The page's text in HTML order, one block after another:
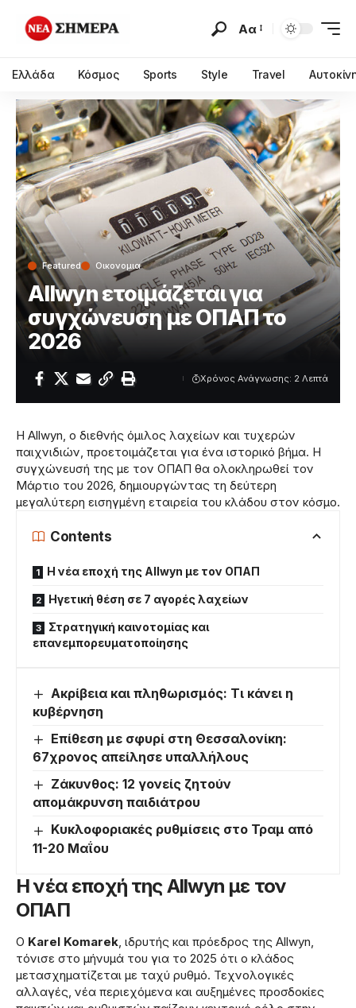
Αα
Ελλάδα Κόσμος Sports Style Travel
Featured Οικονομια
Allwyn ετοιμάζεται για
συγχώνευση με ΟΠΑΠ το
2026
Χρόνος Ανάγνωσης: 2 Λεπτά
Η Allwyn, ο διεθνής όμιλος λαχείων και τυχερών
παιχνιδιών, προετοιμάζεται για ένα ιστορικό βήμα. Η
συγχώνευσή της με τον ΟΠΑΠ θα ολοκληρωθεί τον
Μάρτιο του 2026, δημιουργώντας τη δεύτερη
μεγαλύτερη εισηγμένη εταιρεία του κλάδου στον κόσμο.
Contents
Η νέα εποχή της Allwyn με τον ΟΠΑΠ
Ηγετική θέση σε 7 αγορές λαχείων
Στρατηγική καινοτομίας και
επανεμπορευματοποίησης
Ακρίβεια και πληθωρισμός: Τι κάνει η
κυβέρνηση
Επίθεση με σφυρί στη Θεσσαλονίκη:
67χρονος απείλησε υπαλλήλους
Ζάκυνθος: 12 γονείς ζητούν
απομάκρυνση παιδιάτρου
Κυκλοφοριακές ρυθμίσεις στο Τραμ από
11-20 Μαΐου
Η νέα εποχή της Allwyn με τον
ΟΠΑΠ
Ο Karel Komarek, ιδρυτής και πρόεδρος της Allwyn,
τόνισε στο μήνυμά του για το 2025 ότι ο κλάδος
μετασχηματίζεται με ταχύ ρυθμό. Τεχνολογικές
αλλαγές, νέα περιεχόμενα και αυξημένες προσδοκίες